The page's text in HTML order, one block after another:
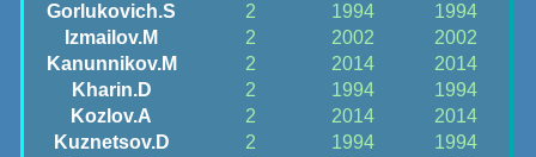
Gorlukovich.S
2 1994
1994
Izmailov.M
2 2002
2002
Kanunnikov.M
2 2014
2014
Kharin.D
2 1994
1994
Kozlov.A
2 2014
2014
Kuznetsov.D
2 1994
1994